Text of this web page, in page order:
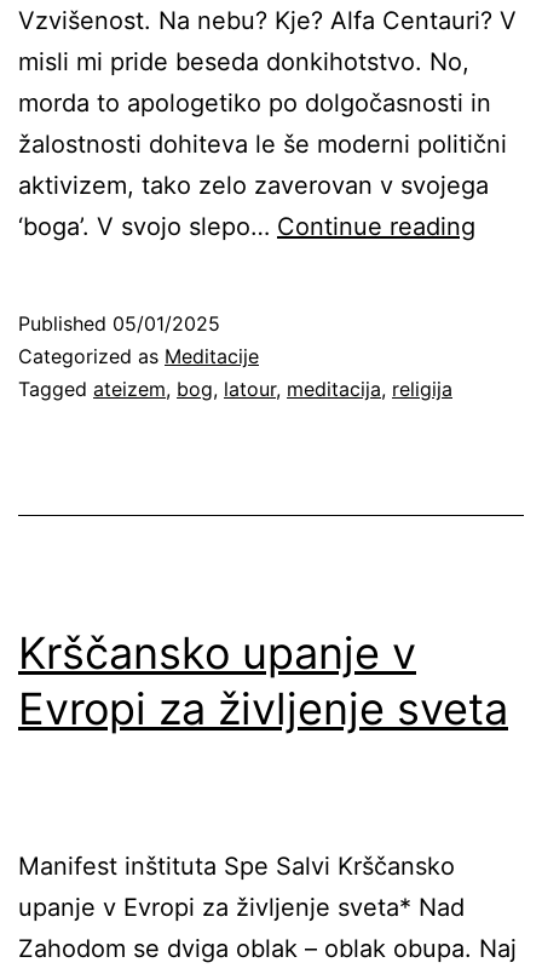
Vzvišenost. Na nebu? Kje? Alfa Centauri? V
misli mi pride beseda donkihotstvo. No,
morda to apologetiko po dolgočasnosti in
žalostnosti dohiteva le še moderni politični
aktivizem, tako zelo zaverovan v svojega
‘boga’. V svojo slepo… Continue reading
Published 05/01/2025
Categorized as Meditacije
Tagged ateizem, bog, latour, meditacija, religija
Krščansko upanje v
Evropi za življenje sveta
Manifest inštituta Spe Salvi Krščansko
upanje v Evropi za življenje sveta* Nad
Zahodom se dviga oblak – oblak obupa. Naj